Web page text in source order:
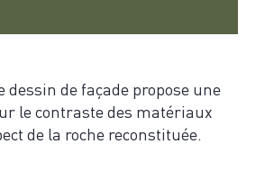
de façade propose une
le contraste des matériaux
de la roche reconstituée.